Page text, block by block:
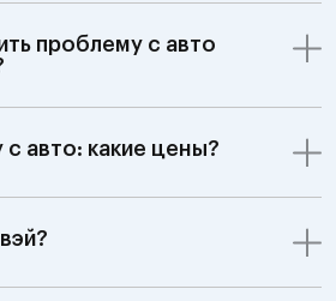
проблему с авто
авто: какие цены?